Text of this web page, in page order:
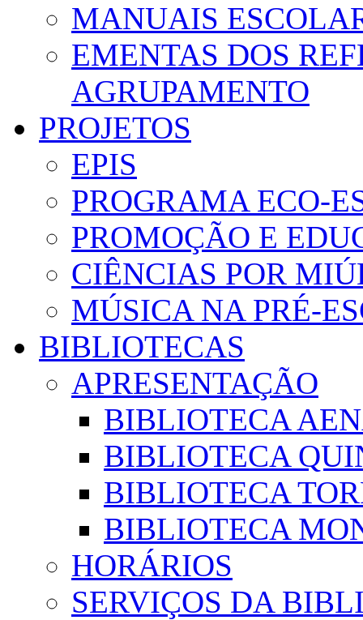
MANUAIS
EMENTAS DOS
AGRUPAMENTO
PROJETOS
EPIS
PROGRAMA ECO-
PROMOÇÃO E
CIÊNCIAS POR
MÚSICA NA PRÉ-
BIBLIOTECAS
APRESENTAÇÃO
BIBLIOTECA
BIBLIOTECA
BIBLIOTECA
BIBLIOTECA
HORÁRIOS
SERVIÇOS DA